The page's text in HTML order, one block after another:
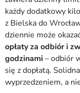
każdy dodatkowy
z Bielska do
dziennie może
opłaty za odbiór i
godzinami– odbiór
się z dopłatą.
wyprzedzeniem, a